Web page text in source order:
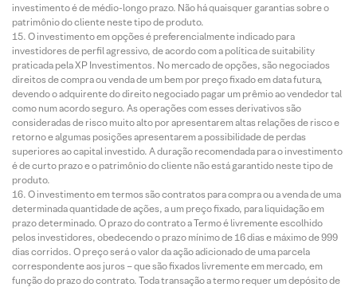
investimento é de médio-longo prazo. Não há quaisquer garantias sobre o
patrimônio do cliente neste tipo de produto.
O investimento em opções é preferencialmente indicado para
investidores de perfil agressivo, de acordo com a política de suitability
praticada pela XP Investimentos. No mercado de opções, são negociados
direitos de compra ou venda de um bem por preço fixado em data futura,
devendo o adquirente do direito negociado pagar um prêmio ao vendedor tal
como num acordo seguro. As operações com esses derivativos são
consideradas de risco muito alto por apresentarem altas relações de risco e
retorno e algumas posições apresentarem a possibilidade de perdas
superiores ao capital investido. A duração recomendada para o investimento
é de curto prazo e o patrimônio do cliente não está garantido neste tipo de
produto.
O investimento em termos são contratos para compra ou a venda de uma
determinada quantidade de ações, a um preço fixado, para liquidação em
prazo determinado. O prazo do contrato a Termo é livremente escolhido
pelos investidores, obedecendo o prazo mínimo de 16 dias e máximo de 999
dias corridos. O preço será o valor da ação adicionado de uma parcela
correspondente aos juros – que são fixados livremente em mercado, em
função do prazo do contrato. Toda transação a termo requer um depósito de